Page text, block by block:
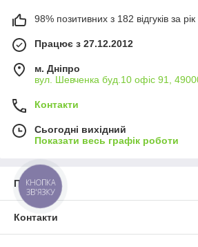
98% позитивних з 182 відгуків за рік
Працює з 27.12.2012
м. Дніпро
вул. Шевченка буд.10 офіс 91,
Контакти
Сьогодні вихідний
Показати весь графік роботи
Про нас
Контакти
КНОПКА
ЗВ'ЯЗКУ